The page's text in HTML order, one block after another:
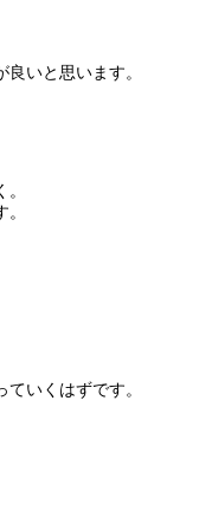
いと思います。
いくはずです。